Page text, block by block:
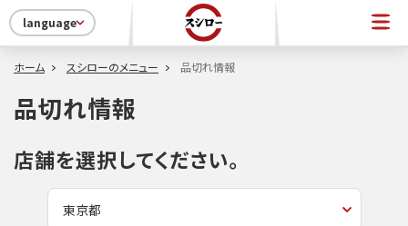
language
ホーム スシローのメニュー 品切れ情報
品切れ情報
店舗を選択してください。